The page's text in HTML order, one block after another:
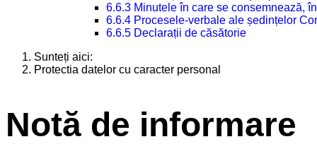
6.6.3 Minutele în care se consemnează,
6.6.4 Procesele-verbale ale ședințelor
6.6.5 Declarații de căsătorie
Sunteți aici:
Protectia datelor cu caracter personal
Notă de informare